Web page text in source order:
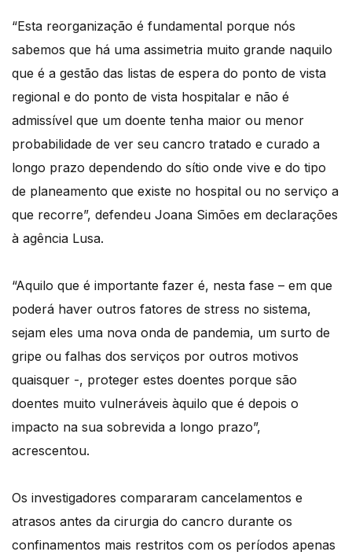
“Esta reorganização é fundamental porque nós
sabemos que há uma assimetria muito grande naquilo
que é a gestão das listas de espera do ponto de vista
regional e do ponto de vista hospitalar e não é
admissível que um doente tenha maior ou menor
probabilidade de ver seu cancro tratado e curado a
longo prazo dependendo do sítio onde vive e do tipo
de planeamento que existe no hospital ou no serviço a
que recorre”, defendeu Joana Simões em declarações
à agência Lusa.
“Aquilo que é importante fazer é, nesta fase – em que
poderá haver outros fatores de stress no sistema,
sejam eles uma nova onda de pandemia, um surto de
gripe ou falhas dos serviços por outros motivos
quaisquer -, proteger estes doentes porque são
doentes muito vulneráveis àquilo que é depois o
impacto na sua sobrevida a longo prazo”,
acrescentou.
Os investigadores compararam cancelamentos e
atrasos antes da cirurgia do cancro durante os
confinamentos mais restritos com os períodos apenas